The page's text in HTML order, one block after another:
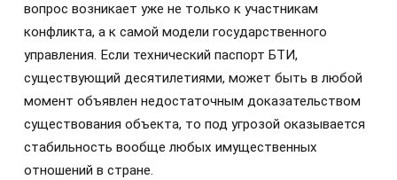
вопрос возникает уже не только к участникам
конфликта, а к самой модели государственного
управления. Если технический паспорт БТИ,
существующий десятилетиями, может быть в любой
момент объявлен недостаточным доказательством
существования объекта, то под угрозой оказывается
стабильность вообще любых имущественных
отношений в стране.